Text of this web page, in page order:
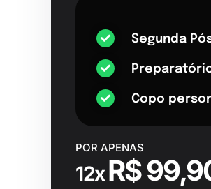
Segunda
Copo
POR APENAS
12xR$